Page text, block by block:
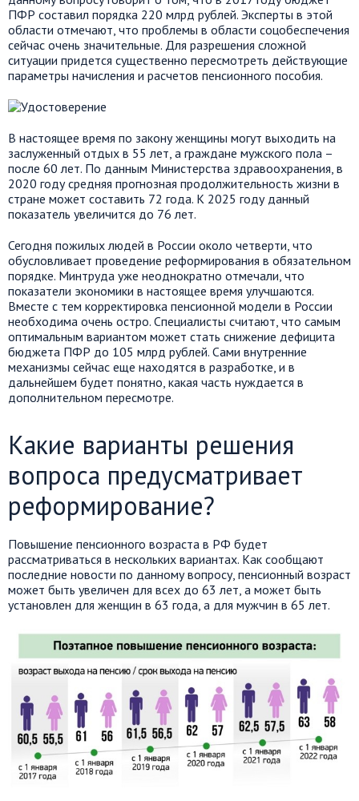
ПФР составил порядка 220 млрд рублей. Эксперты в этой
области отмечают, что проблемы в области соцобеспечения
сейчас очень значительные. Для разрешения сложной
ситуации придется существенно пересмотреть действующие
параметры начисления и расчетов пенсионного пособия.
В настоящее время по закону женщины могут выходить на
заслуженный отдых в 55 лет, а граждане мужского пола –
после 60 лет. По данным Министерства здравоохранения, в
2020 году средняя прогнозная продолжительность жизни в
стране может составить 72 года. К 2025 году данный
показатель увеличится до 76 лет.
Сегодня пожилых людей в России около четверти, что
обусловливает проведение реформирования в обязательном
порядке. Минтруда уже неоднократно отмечали, что
показатели экономики в настоящее время улучшаются.
Вместе с тем корректировка пенсионной модели в России
необходима очень остро. Специалисты считают, что самым
оптимальным вариантом может стать снижение дефицита
бюджета ПФР до 105 млрд рублей. Сами внутренние
механизмы сейчас еще находятся в разработке, и в
дальнейшем будет понятно, какая часть нуждается в
дополнительном пересмотре.
Какие варианты решения
вопроса предусматривает
реформирование?
Повышение пенсионного возраста в РФ будет
рассматриваться в нескольких вариантах. Как сообщают
последние новости по данному вопросу, пенсионный возраст
может быть увеличен для всех до 63 лет, а может быть
установлен для женщин в 63 года, а для мужчин в 65 лет.